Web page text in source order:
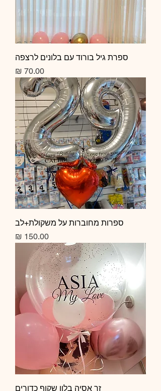
ספרת גיל בורוד עם בלונים לרצפה
מחיר
ספרות מחוברות על משקולת+לב
מחיר
זר אסיה בלון שקוף כדורים